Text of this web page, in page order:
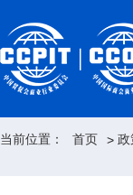
当前位置： 首页 > 政